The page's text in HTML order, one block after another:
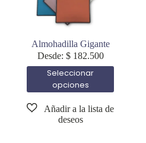
Almohadilla Gigante
Desde: $182.500
Seleccionar
opciones